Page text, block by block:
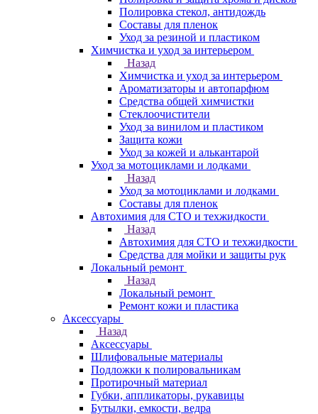
Полировка стекол, антидождь
Составы для пленок
Уход за резиной и пластиком
Химчистка и уход за интерьером
Назад
Химчистка и уход за интерьером
Ароматизаторы и автопарфюм
Средства общей химчистки
Стеклоочистители
Уход за винилом и пластиком
Защита кожи
Уход за кожей и алькантарой
Уход за мотоциклами и лодками
Назад
Уход за мотоциклами и лодками
Составы для пленок
Автохимия для СТО и техжидкости
Назад
Автохимия для СТО и техжидкости
Средства для мойки и защиты рук
Локальный ремонт
Назад
Локальный ремонт
Ремонт кожи и пластика
Аксессуары
Назад
Аксессуары
Шлифовальные материалы
Подложки к полировальникам
Протирочный материал
Губки, аппликаторы, рукавицы
Бутылки, емкости, ведра